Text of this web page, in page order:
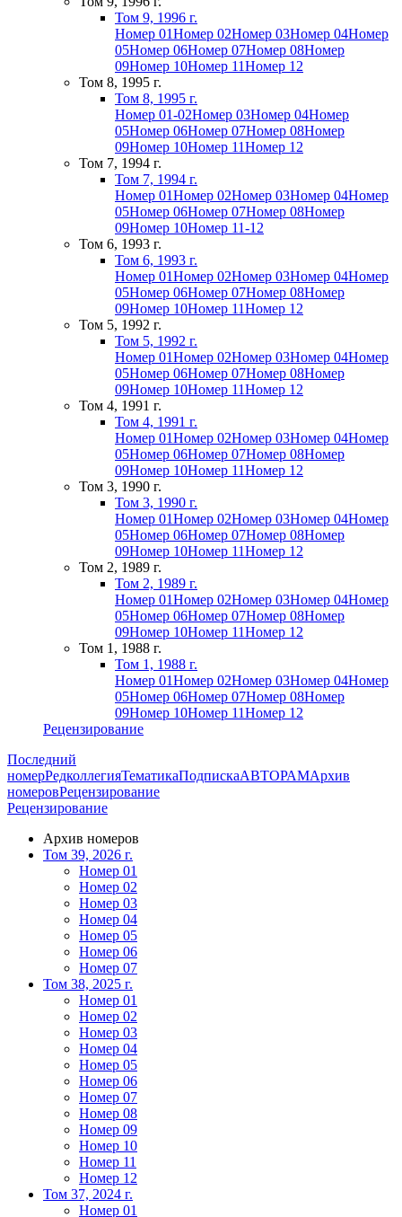
Том 9, 1996 г.
Номер 01Номер 02Номер 03Номер 04Номер
05Номер 06Номер 07Номер 08Номер
09Номер 10Номер 11Номер 12
Том 8, 1995 г.
Том 8, 1995 г.
Номер 01-02Номер 03Номер 04Номер
05Номер 06Номер 07Номер 08Номер
09Номер 10Номер 11Номер 12
Том 7, 1994 г.
Том 7, 1994 г.
Номер 01Номер 02Номер 03Номер 04Номер
05Номер 06Номер 07Номер 08Номер
09Номер 10Номер 11-12
Том 6, 1993 г.
Том 6, 1993 г.
Номер 01Номер 02Номер 03Номер 04Номер
05Номер 06Номер 07Номер 08Номер
09Номер 10Номер 11Номер 12
Том 5, 1992 г.
Том 5, 1992 г.
Номер 01Номер 02Номер 03Номер 04Номер
05Номер 06Номер 07Номер 08Номер
09Номер 10Номер 11Номер 12
Том 4, 1991 г.
Том 4, 1991 г.
Номер 01Номер 02Номер 03Номер 04Номер
05Номер 06Номер 07Номер 08Номер
09Номер 10Номер 11Номер 12
Том 3, 1990 г.
Том 3, 1990 г.
Номер 01Номер 02Номер 03Номер 04Номер
05Номер 06Номер 07Номер 08Номер
09Номер 10Номер 11Номер 12
Том 2, 1989 г.
Том 2, 1989 г.
Номер 01Номер 02Номер 03Номер 04Номер
05Номер 06Номер 07Номер 08Номер
09Номер 10Номер 11Номер 12
Том 1, 1988 г.
Том 1, 1988 г.
Номер 01Номер 02Номер 03Номер 04Номер
05Номер 06Номер 07Номер 08Номер
09Номер 10Номер 11Номер 12
Рецензирование
Последний
номерРедколлегияТематикаПодпискаАВТОРАМАрхив
номеровРецензирование
Рецензирование
Архив номеров
Том 39, 2026 г.
Номер 01
Номер 02
Номер 03
Номер 04
Номер 05
Номер 06
Номер 07
Том 38, 2025 г.
Номер 01
Номер 02
Номер 03
Номер 04
Номер 05
Номер 06
Номер 07
Номер 08
Номер 09
Номер 10
Номер 11
Номер 12
Том 37, 2024 г.
Номер 01